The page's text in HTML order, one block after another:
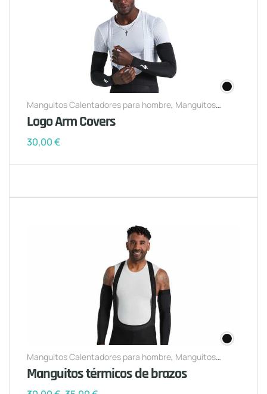
Manguitos Calentadores para hombre, Manguitos
Calentadores para mujer
Logo Arm Covers
30,00€
Manguitos Calentadores para hombre, Manguitos
Calentadores para mujer
Manguitos térmicos de brazos